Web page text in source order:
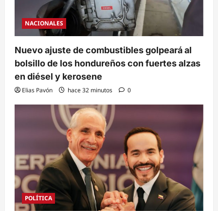
NACIONALES
Nuevo ajuste de combustibles golpeará al
bolsillo de los hondureños con fuertes alzas
en diésel y kerosene
Elias Pavón hace 32 minutos 0
POLÍTICA